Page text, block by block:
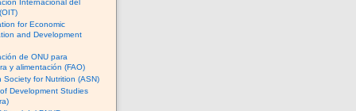
Internacional del
for Economic
and Development
de ONU para
y alimentación (FAO)
Society for Nutrition (ASN)
Development Studies